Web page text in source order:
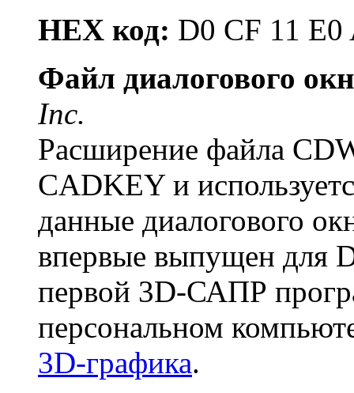
HEX код: D0 CF 11
Файл диалогового
Inc.
Расширение файла
CADKEY и
данные диалогового
впервые выпущен для
первой 3D-САПР
персональном
3D-графика.